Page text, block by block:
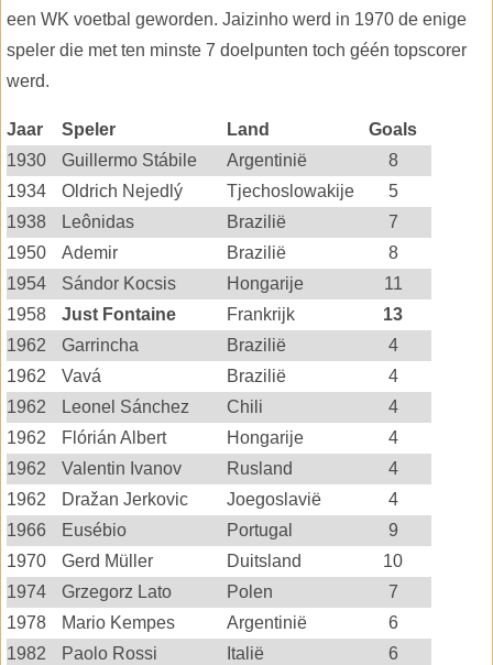
een WK voetbal geworden. Jaizinho werd in 1970 de enige
speler die met ten minste 7 doelpunten toch géén topscorer
werd.
Jaar Speler Land
Goals
1930
Guillermo Stábile Argentinië
8
1934
Oldrich Nejedlý Tjechoslowakije
5
1938
Leônidas Brazilië
7
1950
Ademir Brazilië
8
1954
Sándor Kocsis Hongarije
11
1958
Just Fontaine Frankrijk
13
1962
Garrincha Brazilië
4
1962
Vavá Brazilië
4
1962
Leonel Sánchez Chili
4
1962
Flórián Albert Hongarije
4
1962
Valentin Ivanov Rusland
4
1962
Dražan Jerkovic Joegoslavië
4
1966
Eusébio Portugal
9
1970
Gerd Müller Duitsland
10
1974
Grzegorz Lato Polen
7
1978
Mario Kempes Argentinië
6
1982
Paolo Rossi Italië
6